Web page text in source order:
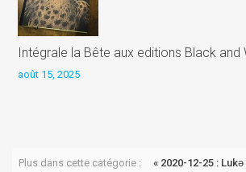
Intégrale la Bête aux editions Black and
août 15, 2025
Plus dans cette catégorie :
« 2020-12-25 :